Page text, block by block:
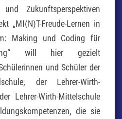
Zukunftsperspektiven
„MI(N)T-Freude-Lernen in
Making und Coding für
will hier gezielt
und Schüler der
der Lehrer-Wirth-
Lehrer-Wirth-Mittelschule
die sie